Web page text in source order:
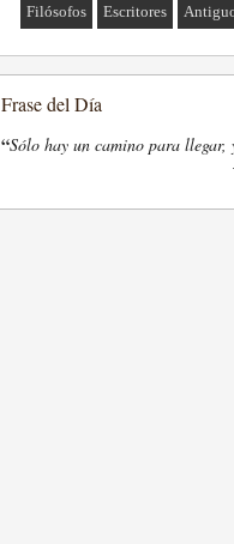
Filósofos Escritores
Frase del Día
“Sólo hay un camino para llegar,